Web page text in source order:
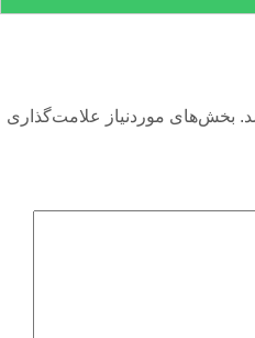
بخش‌های موردنیاز علامت‌گذاری